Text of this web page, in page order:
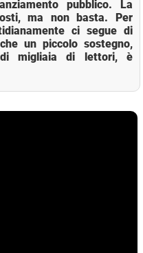
pubblico. La
ma non basta. Per
ci segue di
un piccolo sostegno,
migliaia di lettori, è